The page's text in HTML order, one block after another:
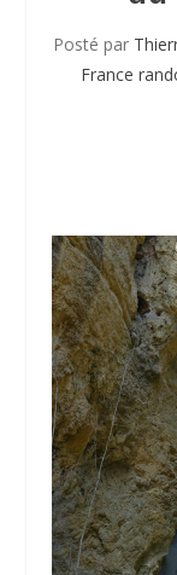
Posté par
France